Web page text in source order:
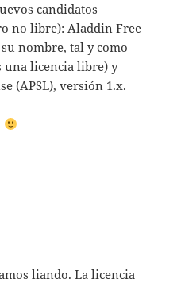
candidatos
no libre): Aladdin Free
nombre, tal y como
una licencia libre) y
(APSL), versión 1.x.
liando. La licencia